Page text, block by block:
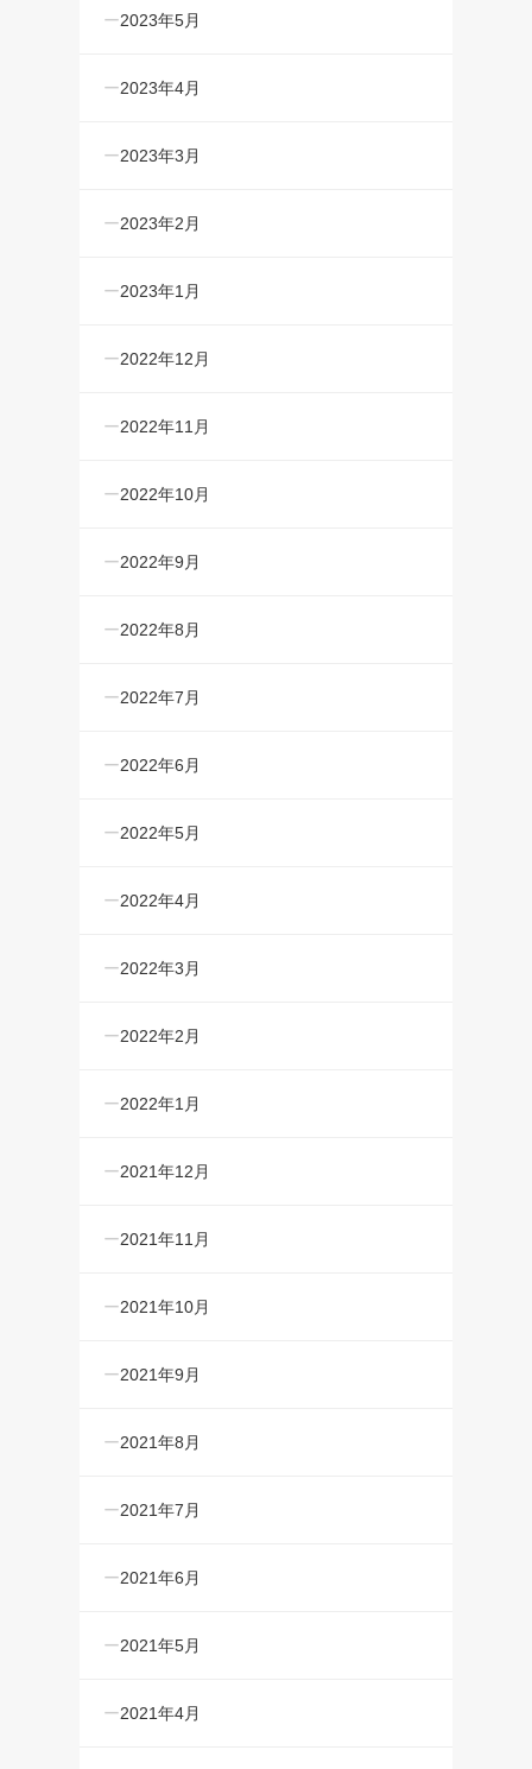
2023年5月
2023年4月
2023年3月
2023年2月
2023年1月
2022年12月
2022年11月
2022年10月
2022年9月
2022年8月
2022年7月
2022年6月
2022年5月
2022年4月
2022年3月
2022年2月
2022年1月
2021年12月
2021年11月
2021年10月
2021年9月
2021年8月
2021年7月
2021年6月
2021年5月
2021年4月